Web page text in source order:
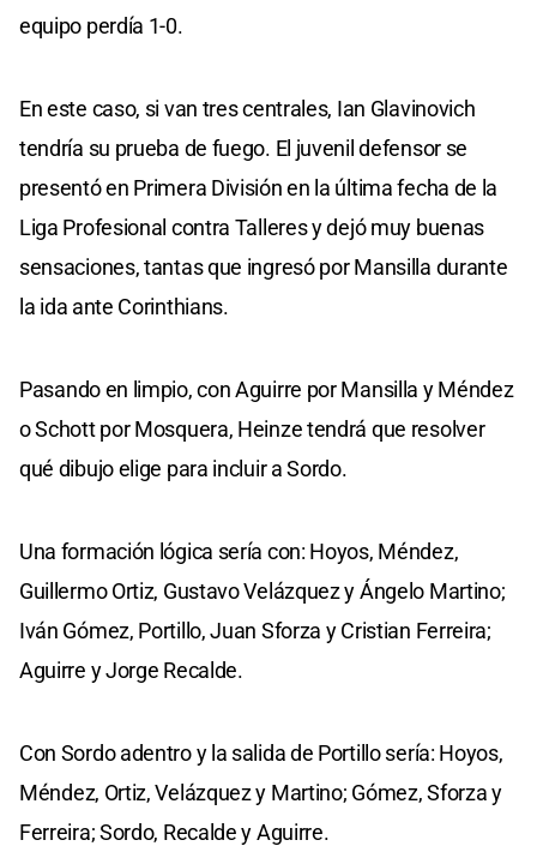
equipo perdía 1-0.
En este caso, si van tres centrales, Ian Glavinovich
tendría su prueba de fuego. El juvenil defensor se
presentó en Primera División en la última fecha de la
Liga Profesional contra Talleres y dejó muy buenas
sensaciones, tantas que ingresó por Mansilla durante
la ida ante Corinthians.
Pasando en limpio, con Aguirre por Mansilla y Méndez
o Schott por Mosquera, Heinze tendrá que resolver
qué dibujo elige para incluir a Sordo.
Una formación lógica sería con: Hoyos, Méndez,
Guillermo Ortiz, Gustavo Velázquez y Ángelo Martino;
Iván Gómez, Portillo, Juan Sforza y Cristian Ferreira;
Aguirre y Jorge Recalde.
Con Sordo adentro y la salida de Portillo sería: Hoyos,
Méndez, Ortiz, Velázquez y Martino; Gómez, Sforza y
Ferreira; Sordo, Recalde y Aguirre.